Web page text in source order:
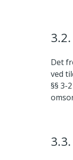
Det
ved
§§ 3-